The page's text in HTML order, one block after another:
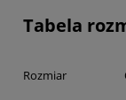
Tabela
Rozmiar